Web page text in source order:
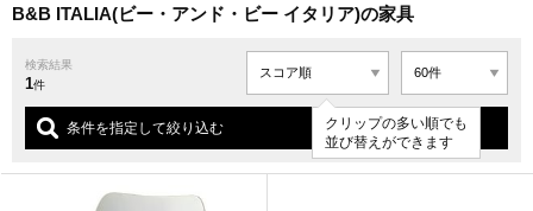
Antonio Citterio(アントニオ・チッテリオ）、Edward Barber and Jay Osgerby
(エドワード・バーバー アンド ジェイ・オズガビー)、深澤直人など、世界的デ
ザイナーがデザインを手掛け、そのデッサンを具現化するための「研究開発セ
ンター」を自社で有し技術革新を続けている。工場はイタリア国内に構え、す
べての製品が「Made by Italy」。イタリアン家具のリーディングカンパニーと
して、世界中のインテリアシーンに刺激と影響を与えている。
URL:https://bebitalia.co.jp
B&B ITALIA(ビー・アンド・ビー イタリア)の家具
検索結果
1件
クリップの多い順でも
並び替えができます
条件を指定して絞り込む